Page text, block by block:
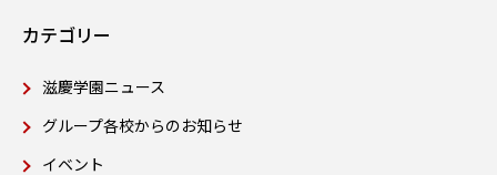
カテゴリー
滋慶学園ニュース
グループ各校からのお知らせ
イベント